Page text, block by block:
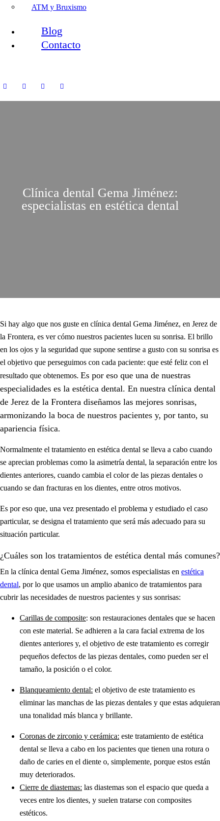
ATM y Bruxismo
Blog
Contacto
Clínica dental Gema Jiménez:
especialistas en estética dental
Si hay algo que nos guste en clínica dental Gema Jiménez, en Jerez de
la Frontera, es ver cómo nuestros pacientes lucen su sonrisa. El brillo
en los ojos y la seguridad que supone sentirse a gusto con su sonrisa es
el objetivo que perseguimos con cada paciente: que esté feliz con el
resultado que obtenemos. Es por eso que una de nuestras
especialidades es la estética dental. En nuestra clínica dental
de Jerez de la Frontera diseñamos las mejores sonrisas,
armonizando la boca de nuestros pacientes y, por tanto, su
apariencia física.
Normalmente el tratamiento en estética dental se lleva a cabo cuando
se aprecian problemas como la asimetría dental, la separación entre los
dientes anteriores, cuando cambia el color de las piezas dentales o
cuando se dan fracturas en los dientes, entre otros motivos.
Es por eso que, una vez presentado el problema y estudiado el caso
particular, se designa el tratamiento que será más adecuado para su
situación particular.
¿Cuáles son los tratamientos de estética dental más comunes?
En la clínica dental Gema Jiménez, somos especialistas en estética
dental, por lo que usamos un amplio abanico de tratamientos para
cubrir las necesidades de nuestros pacientes y sus sonrisas:
Carillas de composite: son restauraciones dentales que se hacen
con este material. Se adhieren a la cara facial extrema de los
dientes anteriores y, el objetivo de este tratamiento es corregir
pequeños defectos de las piezas dentales, como pueden ser el
tamaño, la posición o el color.
Blanqueamiento dental: el objetivo de este tratamiento es
eliminar las manchas de las piezas dentales y que estas adquieran
una tonalidad más blanca y brillante.
Coronas de zirconio y cerámica: este tratamiento de estética
dental se lleva a cabo en los pacientes que tienen una rotura o
daño de caries en el diente o, simplemente, porque estos están
muy deteriorados.
Cierre de diastemas: las diastemas son el espacio que queda a
veces entre los dientes, y suelen tratarse con composites
estéticos.